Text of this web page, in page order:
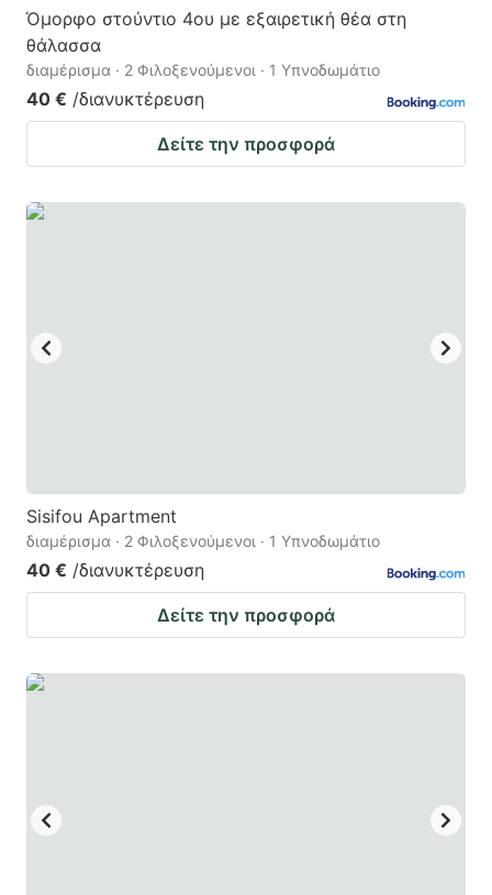
Όμορφο στούντιο 4ου με εξαιρετική θέα στη
θάλασσα
διαμέρισμα · 2 Φιλοξενούμενοι · 1 Υπνοδωμάτιο
40 € /διανυκτέρευση
Δείτε την προσφορά
Sisifou Apartment
διαμέρισμα · 2 Φιλοξενούμενοι · 1 Υπνοδωμάτιο
40 € /διανυκτέρευση
Δείτε την προσφορά